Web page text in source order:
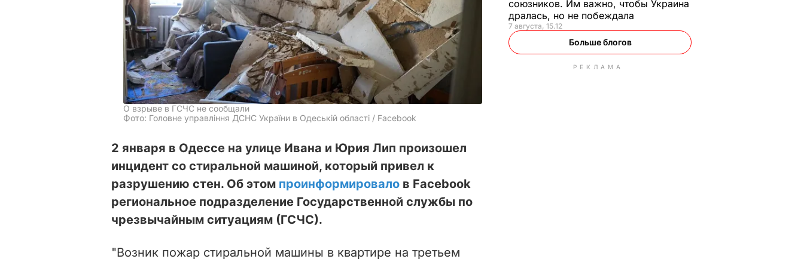
О взрыве в ГСЧС не сообщали
Фото: Головне управління ДСНС України в Одеській області / Facebook
2 января в Одессе на улице Ивана и Юрия Лип произошел
инцидент со стиральной машиной, который привел к
разрушению стен. Об этом проинформировало в Facebook
региональное подразделение Государственной службы по
чрезвычайным ситуациям (ГСЧС).
"Возник пожар стиральной машины в квартире на третьем
союзников. Им важно, чтобы Украина
дралась, но не побеждала
7 августа, 15.12
Больше блогов
РЕКЛАМА